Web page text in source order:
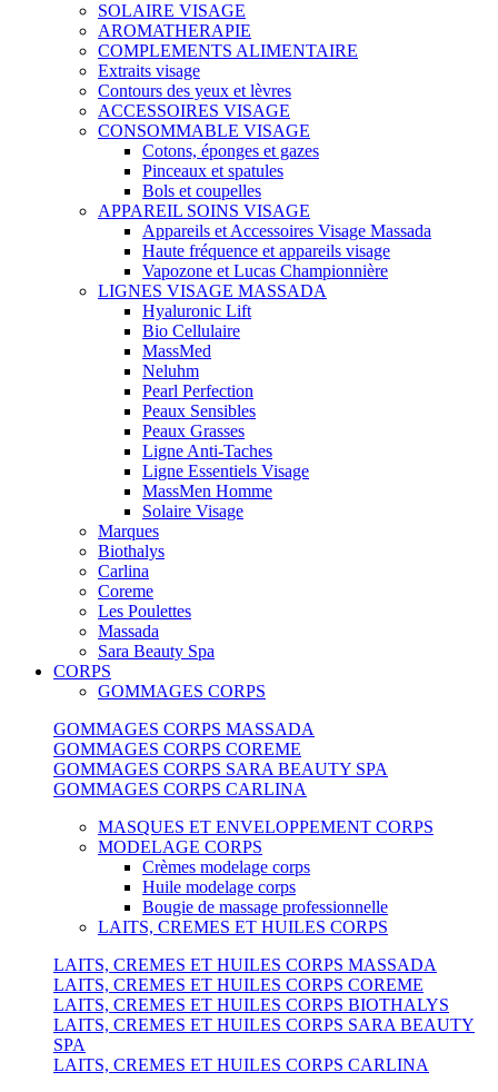
SOLAIRE VISAGE
AROMATHERAPIE
COMPLEMENTS ALIMENTAIRE
Extraits visage
Contours des yeux et lèvres
ACCESSOIRES VISAGE
CONSOMMABLE VISAGE
Cotons, éponges et gazes
Pinceaux et spatules
Bols et coupelles
APPAREIL SOINS VISAGE
Appareils et Accessoires Visage Massada
Haute fréquence et appareils visage
Vapozone et Lucas Championnière
LIGNES VISAGE MASSADA
Hyaluronic Lift
Bio Cellulaire
MassMed
Neluhm
Pearl Perfection
Peaux Sensibles
Peaux Grasses
Ligne Anti-Taches
Ligne Essentiels Visage
MassMen Homme
Solaire Visage
Marques
Biothalys
Carlina
Coreme
Les Poulettes
Massada
Sara Beauty Spa
CORPS
GOMMAGES CORPS
GOMMAGES CORPS MASSADA
GOMMAGES CORPS COREME
GOMMAGES CORPS SARA BEAUTY SPA
GOMMAGES CORPS CARLINA
MASQUES ET ENVELOPPEMENT CORPS
MODELAGE CORPS
Crèmes modelage corps
Huile modelage corps
Bougie de massage professionnelle
LAITS, CREMES ET HUILES CORPS
LAITS, CREMES ET HUILES CORPS MASSADA
LAITS, CREMES ET HUILES CORPS COREME
LAITS, CREMES ET HUILES CORPS BIOTHALYS
LAITS, CREMES ET HUILES CORPS SARA BEAUTY
SPA
LAITS, CREMES ET HUILES CORPS CARLINA